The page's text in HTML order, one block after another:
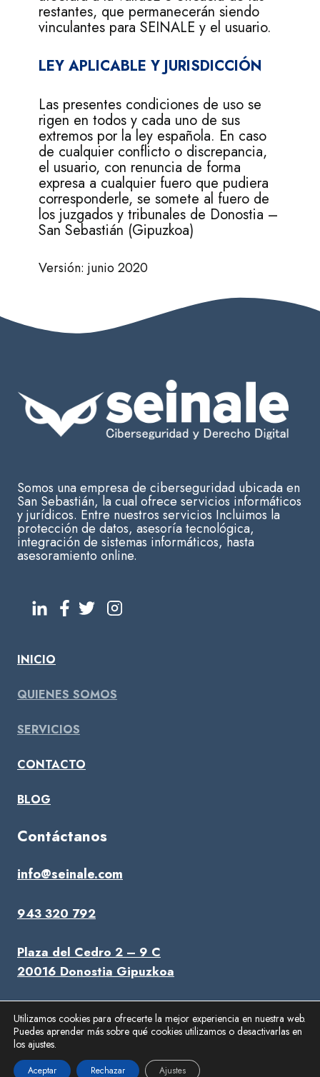
restantes, que permanecerán siendo
vinculantes para SEINALE y el usuario.
LEY APLICABLE Y JURISDICCIÓN
Las presentes condiciones de uso se
rigen en todos y cada uno de sus
extremos por la ley española. En caso
de cualquier conflicto o discrepancia,
el usuario, con renuncia de forma
expresa a cualquier fuero que pudiera
corresponderle, se somete al fuero de
los juzgados y tribunales de Donostia –
San Sebastián (Gipuzkoa)
Versión: junio 2020
Somos una empresa de ciberseguridad ubicada en
San Sebastián, la cual ofrece servicios informáticos
y jurídicos. Entre nuestros servicios Incluimos la
protección de datos, asesoría tecnológica,
integración de sistemas informáticos, hasta
asesoramiento online.
INICIO
QUIENES SOMOS
SERVICIOS
CONTACTO
BLOG
Contáctanos
info@seinale.com
943 320 792
Plaza del Cedro 2 – 9 C
20016 Donostia Gipuzkoa
© 2025 Seinale S.L. |Aviso Legal|Política de privacidad|
Política de cookies
Utilizamos cookies para ofrecerte la mejor experiencia en nuestra web.
Puedes aprender más sobre qué cookies utilizamos o desactivarlas en
los ajustes.
Aceptar Rechazar Ajustes